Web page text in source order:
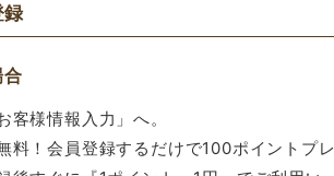
客様情報入力」へ。
料！会員登録するだけで100ポイントプレ